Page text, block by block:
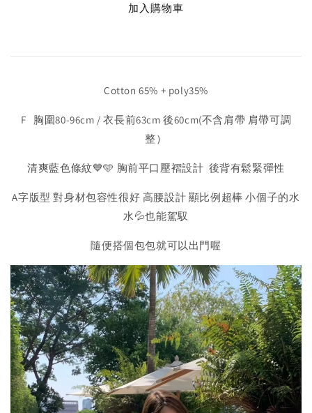
加入購物車
Cotton 65% + poly35%
F 胸圍80-96cm / 衣長前63cm 後60cm(不含肩帶 肩帶可調
整）
清爽藍色條紋💙🩵 胸前平口壓褶設計 後背有鬆緊彈性
A字版型 對身材包容性很好 高腰設計 顯比例超棒 小個子的水
水💦也能駕馭
隨便搭個包包就可以出門喔